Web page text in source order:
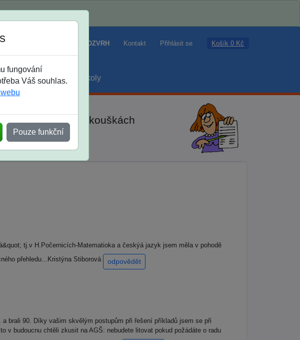
ROZVRH Kontakt Přihlásit se Košík 0 Kč
soutěže prázdniny školy
přijímacích zkouškách
fungování
Váš souhlas.
Pouze funkční
tj.v H.Počernicích-Matematioka a českýá jazyk jsem měla v pohodě
přehledu...Kristýna Stiborová
odpovědět
brali 90. Díky vašim skvělým postupům při řešení příkladů jsem se při
budoucnu chtěli zkusit na AGŠ: nebudete litovat pokud požádáte o radu